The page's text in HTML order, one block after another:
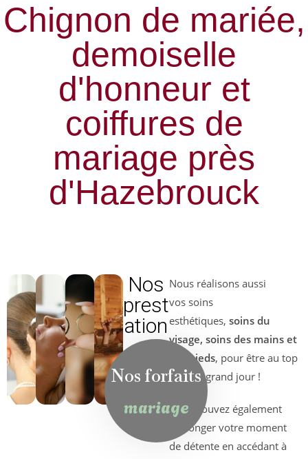
Chignon de mariée,
demoiselle
d'honneur et
coiffures de
mariage près
d'Hazebrouck
Nos forfaits
mariage
Nos
prest
ation
s
bien-
être
Nous réalisons aussi
vos soins
esthétiques,soins du
visage, soins des mains et
des pieds, pour être au top
pour le grand jour !
Vous pouvez également
prolonger votre moment
de détente en accédant à